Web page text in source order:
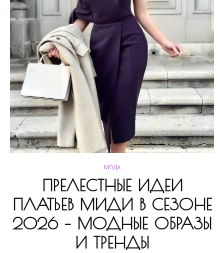
МОДА
ПРЕЛЕСТНЫЕ ИДЕИ
ПЛАТЬЕВ МИДИ В СЕЗОНЕ
2026 – МОДНЫЕ ОБРАЗЫ
И ТРЕНДЫ